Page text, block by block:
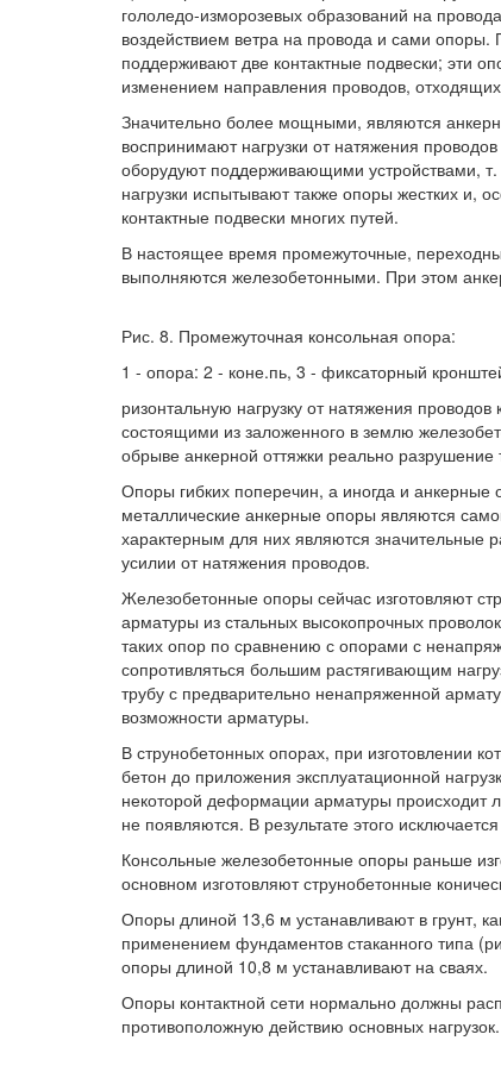
гололедо-изморозевых образований на
воздействием ветра на провода и сами
поддерживают две контактные подвески; эти
изменением направления проводов,
Значительно более мощными, являются
воспринимают нагрузки от натяжения
оборудуют поддерживающими устройствами,
нагрузки испытывают также опоры жестких и,
контактные подвески многих путей.
В настоящее время промежуточные,
выполняются железобетонными. При этом
Рис. 8. Промежуточная консольная опора:
1 - опора: 2 - коне.пь, 3 - фиксаторный
ризонтальную нагрузку от натяжения
состоящими из заложенного в землю
обрыве анкерной оттяжки реально разрушение
Опоры гибких поперечин, а иногда и анкерные
металлические анкерные опоры являются
характерным для них являются значительные
усилии от натяжения проводов.
Железобетонные опоры сейчас изготовляют
арматуры из стальных высокопрочных
таких опор по сравнению с опорами с
сопротивляться большим растягивающим
трубу с предварительно ненапряженной
возможности арматуры.
В струнобетонных опорах, при изготовлении
бетон до приложения эксплуатационной
некоторой деформации арматуры
не появляются. В результате этого
Консольные железобетонные опоры раньше
основном изготовляют струнобетонные
Опоры длиной 13,6 м устанавливают в грунт,
применением фундаментов стаканного типа
опоры длиной 10,8 м устанавливают на сваях.
Опоры контактной сети нормально должны
противоположную действию основных